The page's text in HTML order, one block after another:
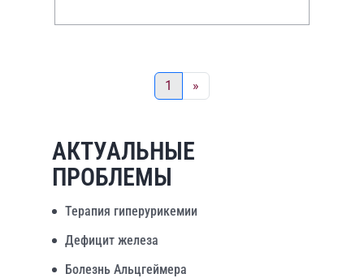
1 »
АКТУАЛЬНЫЕ
ПРОБЛЕМЫ
Терапия гиперурикемии
Дефицит железа
Болезнь Альцгеймера